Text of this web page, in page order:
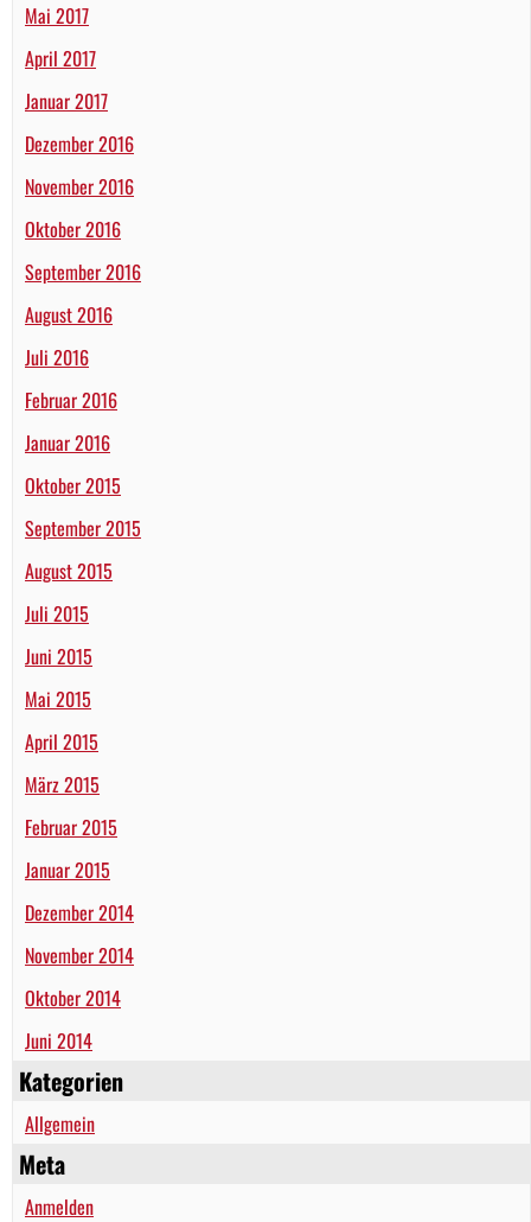
Mai 2017
April 2017
Januar 2017
Dezember 2016
November 2016
Oktober 2016
September 2016
August 2016
Juli 2016
Februar 2016
Januar 2016
Oktober 2015
September 2015
August 2015
Juli 2015
Juni 2015
Mai 2015
April 2015
März 2015
Februar 2015
Januar 2015
Dezember 2014
November 2014
Oktober 2014
Juni 2014
Kategorien
Allgemein
Meta
Anmelden